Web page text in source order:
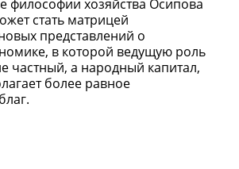
философии хозяйства Осипова
стать матрицей
представлений о
в которой ведущую роль
частный, а народный капитал,
более равное